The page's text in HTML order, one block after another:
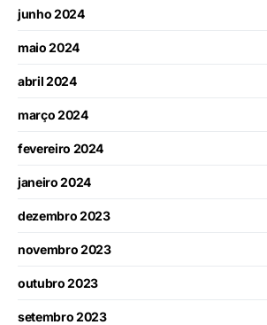
junho 2024
maio 2024
abril 2024
março 2024
fevereiro 2024
janeiro 2024
dezembro 2023
novembro 2023
outubro 2023
setembro 2023